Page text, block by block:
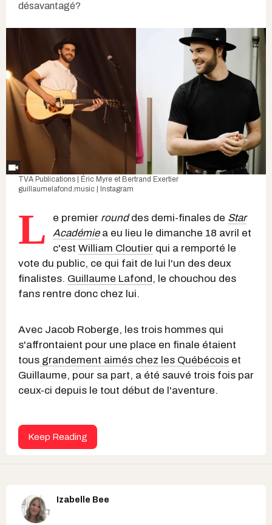
désavantagé?
TVA Publications | Éric Myre et Bertrand Exertier
guillaumelafond.music | Instagram
L e premier rounddes demi-finales de Star
Académiea eu lieu le dimanche 18 avril et
c'est William Cloutier qui a remporté le
vote du public, ce qui fait de lui l'un des deux
finalistes. Guillaume Lafond, le chouchou des
fans rentre donc chez lui.
Avec Jacob Roberge, les trois hommes qui
s'affrontaient pour une place en finale étaient
tous grandement aimés chez les Québécois et
Guillaume, pour sa part, a été sauvé trois fois par
ceux-ci depuis le tout début de l'aventure.
Keep Reading
Izabelle Bee